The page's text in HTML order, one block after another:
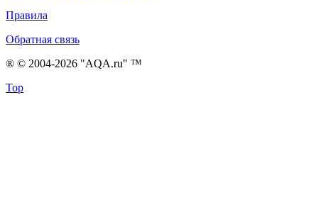
Правила
Обратная связь
® © 2004-2026 "AQA.ru" ™
Top